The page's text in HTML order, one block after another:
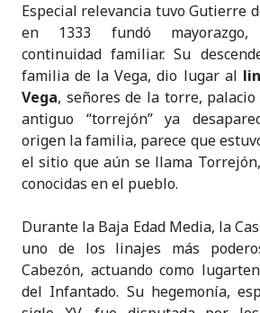
Especial relevancia tuvo Gutierre
en 1333 fundó mayorazgo,
continuidad familiar. Su
familia de la Vega, dio lugar al
Vega, señores de la torre,
antiguo “torrejón” ya
origen la familia, parece que
el sitio que aún se llama
conocidas en el pueblo.
Durante la Baja Edad Media, la
uno de los linajes más
Cabezón, actuando como
del Infantado. Su hegemonía,